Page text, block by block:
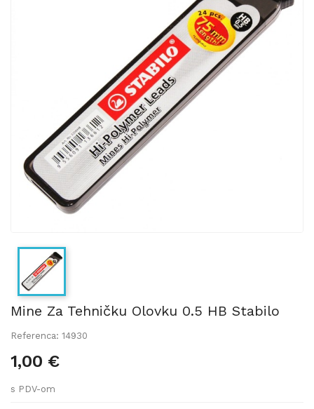
Mine Za Tehničku Olovku 0.5 HB Stabilo
Referenca: 14930
1,00 €
s PDV-om